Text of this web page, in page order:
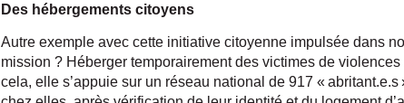
Des hébergements citoyens
Autre exemple avec cette initiative citoyenne impulsée dans
mission ? Héberger temporairement des victimes de
cela, elle s’appuie sur un réseau national de 917 «